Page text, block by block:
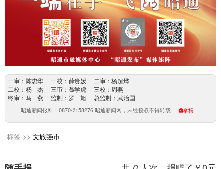
一审：陈忠华 一校：薛贵媛 二审：杨超烨
二校：杨 杰 三审：聂学虎 三校：周燕
终审：马 燕 监制：罗 旭 总监制：武治国
昭通新闻报料：0870-2158276 昭通新闻网，未经授权不得转载 举报
标签 >> 文旅强市